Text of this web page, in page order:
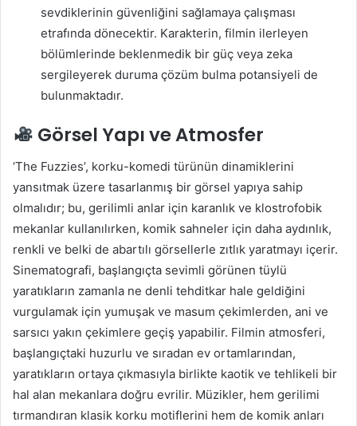
sevdiklerinin güvenliğini sağlamaya çalışması
etrafında dönecektir. Karakterin, filmin ilerleyen
bölümlerinde beklenmedik bir güç veya zeka
sergileyerek duruma çözüm bulma potansiyeli de
bulunmaktadır.
Görsel Yapı ve Atmosfer
‘The Fuzzies’, korku-komedi türünün dinamiklerini
yansıtmak üzere tasarlanmış bir görsel yapıya sahip
olmalıdır; bu, gerilimli anlar için karanlık ve klostrofobik
mekanlar kullanılırken, komik sahneler için daha aydınlık,
renkli ve belki de abartılı görsellerle zıtlık yaratmayı içerir.
Sinematografi, başlangıçta sevimli görünen tüylü
yaratıkların zamanla ne denli tehditkar hale geldiğini
vurgulamak için yumuşak ve masum çekimlerden, ani ve
sarsıcı yakın çekimlere geçiş yapabilir. Filmin atmosferi,
başlangıçtaki huzurlu ve sıradan ev ortamlarından,
yaratıkların ortaya çıkmasıyla birlikte kaotik ve tehlikeli bir
hal alan mekanlara doğru evrilir. Müzikler, hem gerilimi
tırmandıran klasik korku motiflerini hem de komik anları